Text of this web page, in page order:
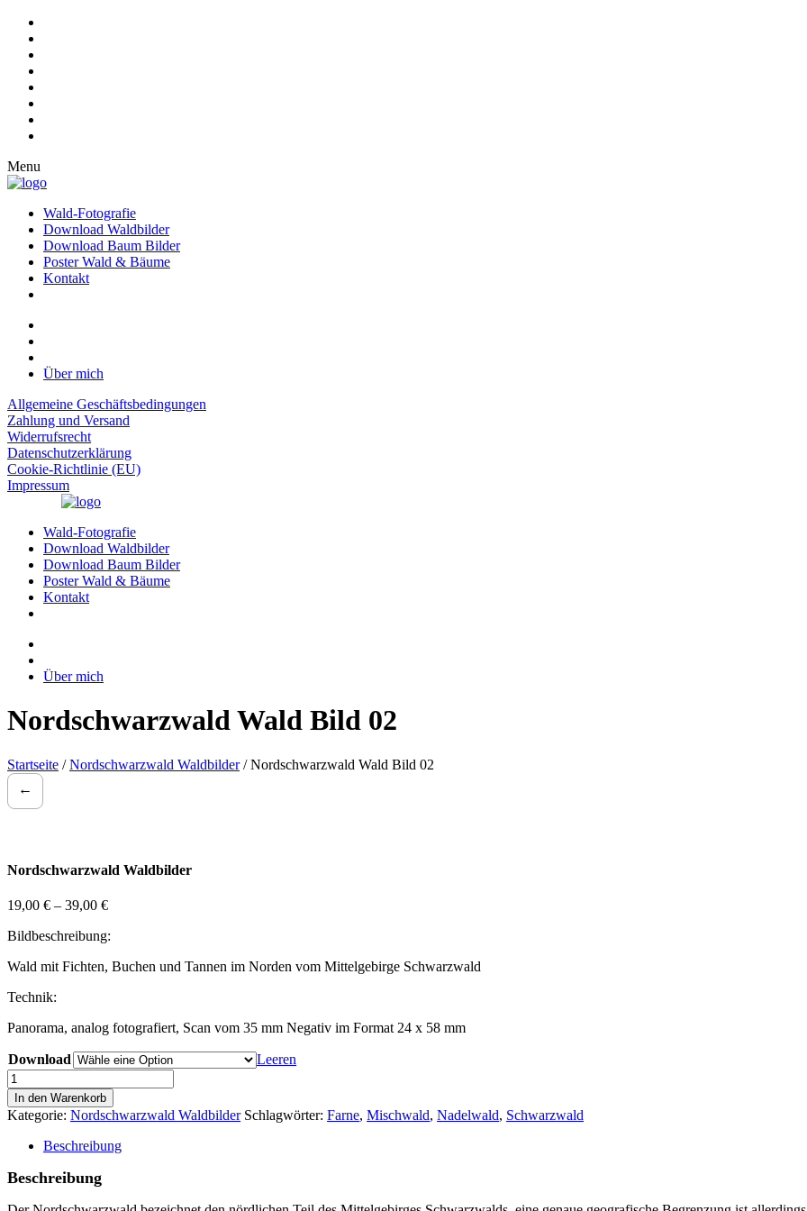
Menu
Wald-Fotografie
Download Waldbilder
Download Baum Bilder
Poster Wald & Bäume
Kontakt
Über mich
Allgemeine Geschäftsbedingungen
Zahlung und Versand
Widerrufsrecht
Datenschutzerklärung
Cookie-Richtlinie (EU)
Impressum
Wald-Fotografie
Download Waldbilder
Download Baum Bilder
Poster Wald & Bäume
Kontakt
Über mich
Nordschwarzwald Wald Bild 02
Startseite /Nordschwarzwald Waldbilder/ Nordschwarzwald Wald Bild 02
←
Nordschwarzwald Waldbilder
19,00 € – 39,00 €
Bildbeschreibung:
Wald mit Fichten, Buchen und Tannen im Norden vom Mittelgebirge Schwarzwald
Technik:
Panorama, analog fotografiert, Scan vom 35 mm Negativ im Format 24 x 58 mm
Download
Leeren
Nordschwarzwald
Wald
Bild
02
Menge
In den Warenkorb
Kategorie: Nordschwarzwald Waldbilder Schlagwörter: Farne, Mischwald, Nadelwald, Schwarzwald
Beschreibung
Beschreibung